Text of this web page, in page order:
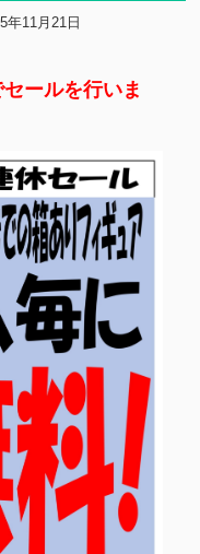
年11月21日
ールを行いま